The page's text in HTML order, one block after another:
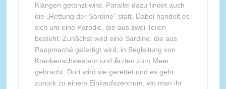
Klängen getanzt wird. Parallel dazu findet auch
die „Rettung der Sardine“ statt. Dabei handelt es
sich um eine Parodie, die aus zwei Teilen
besteht: Zunächst wird eine Sardine, die aus
Pappmaché gefertigt wird, in Begleitung von
Krankenschwestern und Ärzten zum Meer
gebracht. Dort wird sie gerettet und es geht
zurück zu einem Einkaufszentrum, wo man ihr